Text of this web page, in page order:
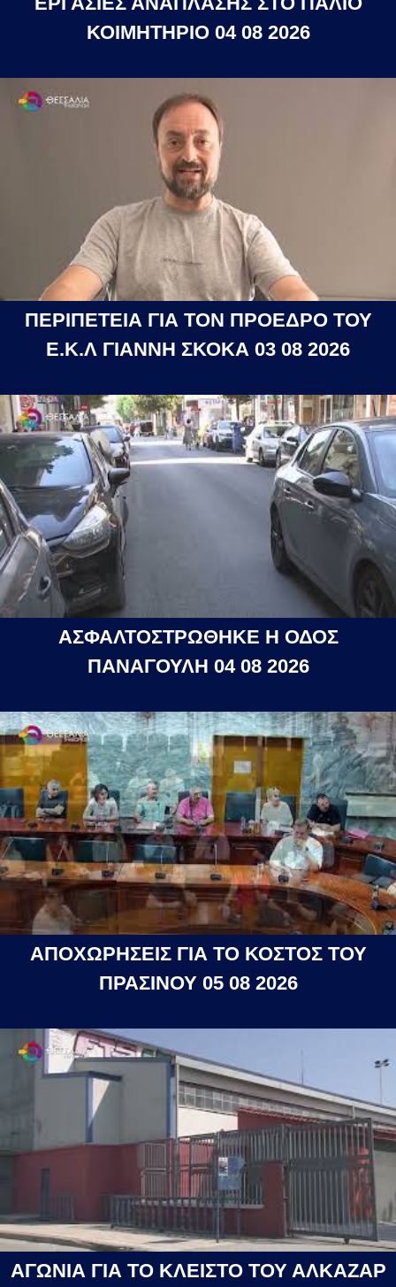
ΚΟΙΜΗΤΗΡΙΟ 04 08 2026
ΠΕΡΙΠΕΤΕΙΑ ΓΙΑ ΤΟΝ ΠΡΟΕΔΡΟ ΤΟΥ
Ε.Κ.Λ ΓΙΑΝΝΗ ΣΚΟΚΑ 03 08 2026
ΑΣΦΑΛΤΟΣΤΡΩΘΗΚΕ Η ΟΔΟΣ
ΠΑΝΑΓΟΥΛΗ 04 08 2026
ΑΠΟΧΩΡΗΣΕΙΣ ΓΙΑ ΤΟ ΚΟΣΤΟΣ ΤΟΥ
ΠΡΑΣΙΝΟΥ 05 08 2026
ΑΓΩΝΙΑ ΓΙΑ ΤΟ ΚΛΕΙΣΤΟ ΤΟΥ ΑΛΚΑΖΑΡ